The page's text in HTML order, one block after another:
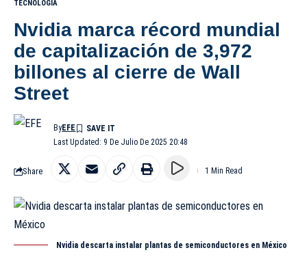
TECNOLOGÍA
Nvidia marca récord mundial
de capitalización de 3,972
billones al cierre de Wall
Street
Last Updated: 9 De Julio De 2025 20:48
ByEFE
Share 1 Min Read
Nvidia descarta instalar plantas de semiconductores en México